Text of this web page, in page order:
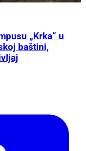
„Krka“ u
baštini,